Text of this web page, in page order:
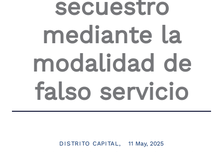
secuestro
mediante la
modalidad de
falso servicio
DISTRITO CAPITAL 11 May, 2025